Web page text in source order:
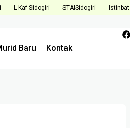
L-Kaf Sidogiri STAISidogiri Istinbat
Baru Kontak